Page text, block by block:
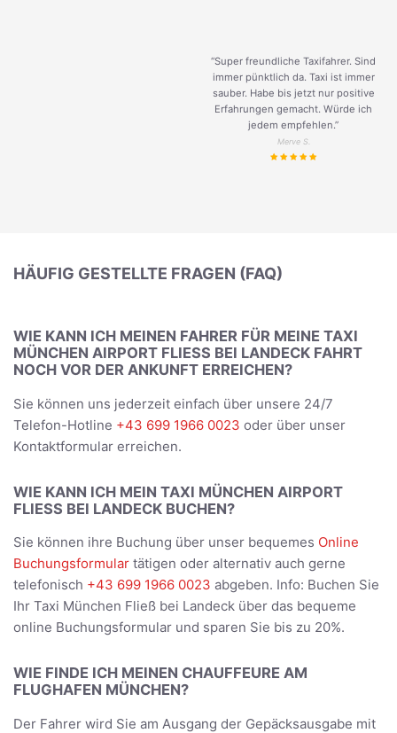
“Super freundliche Taxifahrer. Sind
immer pünktlich da. Taxi ist immer
sauber. Habe bis jetzt nur positive
Erfahrungen gemacht. Würde ich
jedem empfehlen.”
Merve S.
HÄUFIG GESTELLTE FRAGEN (FAQ)
WIE KANN ICH MEINEN FAHRER FÜR MEINE TAXI
MÜNCHEN AIRPORT FLIESS BEI LANDECK FAHRT N
OCH VOR DER ANKUNFT ERREICHEN?
Sie können uns jederzeit einfach über unsere 24/7
Telefon-Hotline +43 699 1966 0023 oder über unser
Kontaktformular erreichen.
WIE KANN ICH MEIN TAXI MÜNCHEN AIRPORT
FLIESS BEI LANDECK BUCHEN?
Sie können ihre Buchung über unser bequemes Online
Buchungsformular tätigen oder alternativ auch gerne
telefonisch +43 699 1966 0023 abgeben. Info: Buchen Sie
Ihr Taxi München Fließ bei Landeck über das bequeme
online Buchungsformular und sparen Sie bis zu 20%.
WIE FINDE ICH MEINEN CHAUFFEURE AM
FLUGHAFEN MÜNCHEN?
Der Fahrer wird Sie am Ausgang der Gepäcksausgabe mit